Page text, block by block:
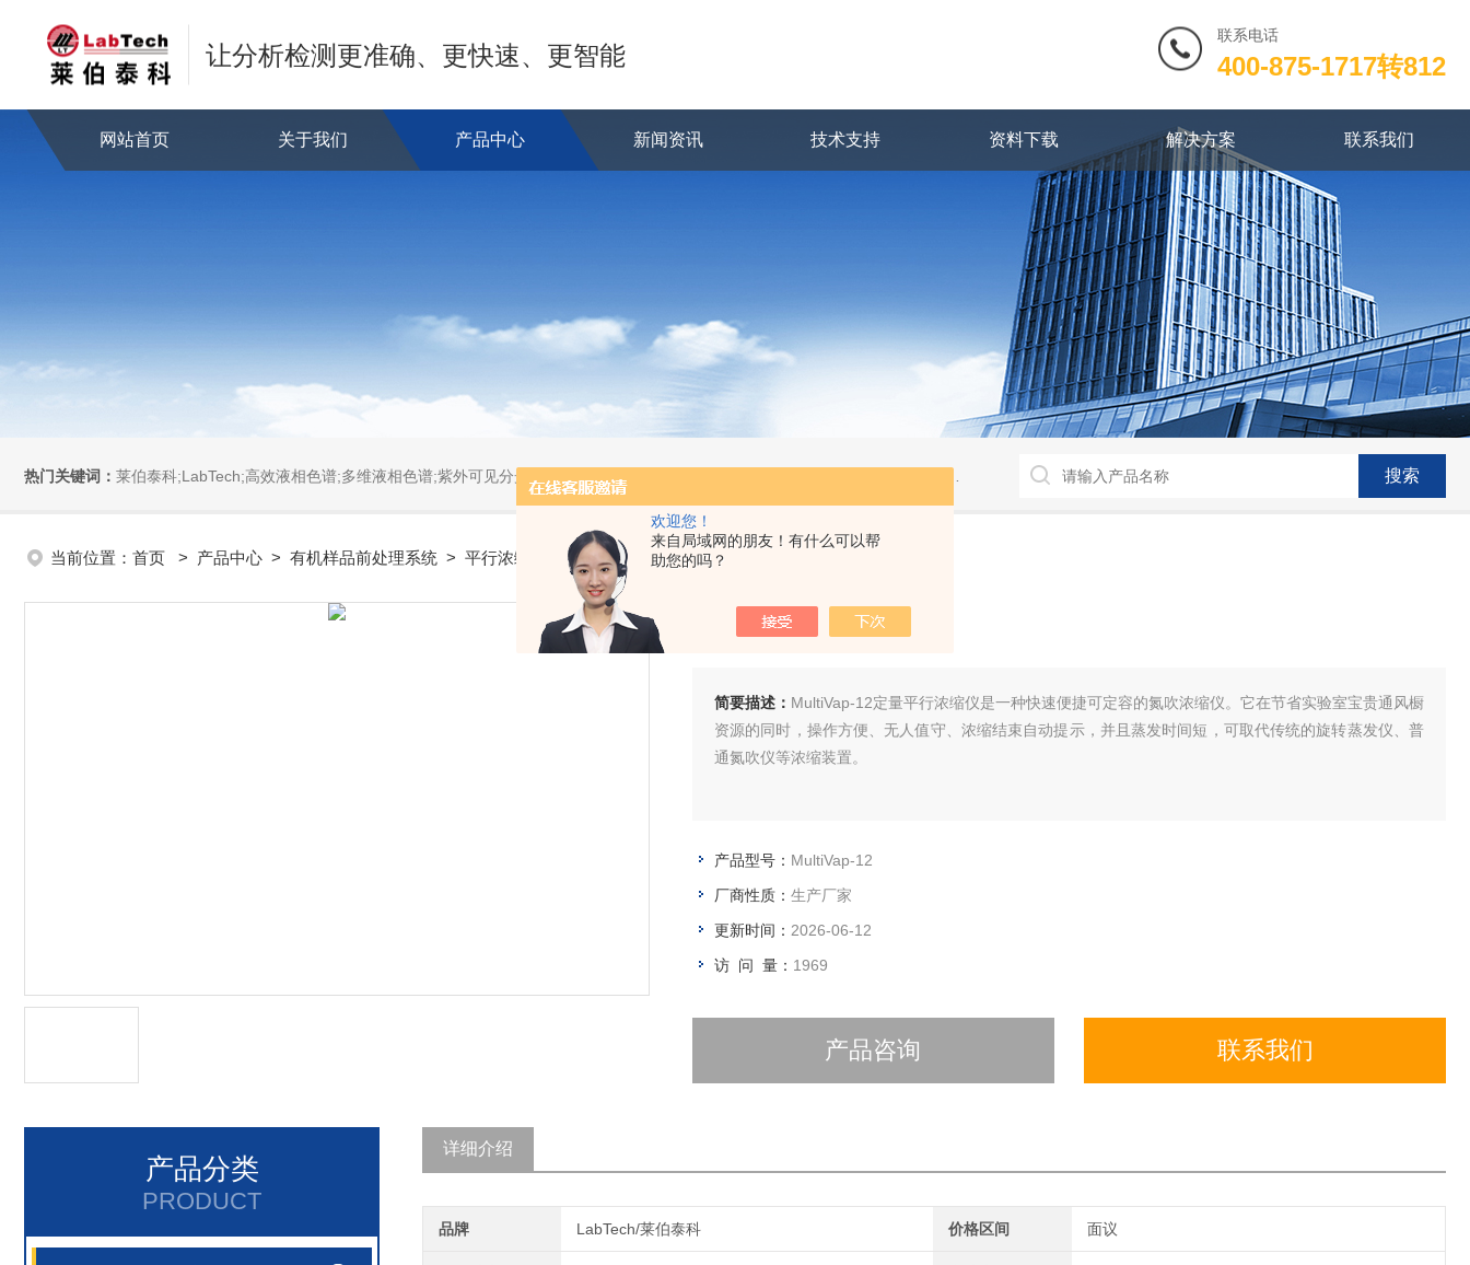
欢迎您！
来自局域网的朋友！有什么可以帮
助您的吗？
让分析检测更准确、更快速、更智能
联系电话
400-875-1717转812
网站首页 关于我们 产品中心 新闻资讯 技术支持 资料下载 解决方案 联系我们
热门关键词： 莱伯泰科;LabTech;高效液相色谱;多维液相色谱;紫外可见分光光度计;全自动直接测汞仪/汞分析仪;全自动水质分析仪;微波消解萃取系统;微波合成系统;微波灰化磺化系统;全自动固相萃取系统;Dryvap全自动溶剂蒸发系统;激光固体烧蚀进样系统;循环水冷却器;电热消解仪;微控数显电热板;光波加热仪;磁力搅拌器;分析仪器;实验室设备;样品前处理仪器;实验室信息管理系统（LIMS;超净实验室设计与工程;通风柜;化学安全柜;AAICPICP-MSUV-VISHPLC耗材和配件
当前位置： 首页 > 产品中心 > 有机样品前处理系统 > 平行浓缩 > MultiVap-12定量平行浓缩仪
定量平行浓缩仪
简要描述： MultiVap-12定量平行浓缩仪是一种快速便捷可定容的氮吹浓缩仪。它在节省实验室宝贵通风橱
资源的同时，操作方便、无人值守、浓缩结束自动提示，并且蒸发时间短，可取代传统的旋转蒸发仪、普
通氮吹仪等浓缩装置。​
产品型号： MultiVap-12
厂商性质： 生产厂家
更新时间： 2026-06-12
访 问 量： 1969
产品咨询 联系我们
产品分类
PRODUCT
详细介绍
品牌 LabTech/莱伯泰科 价格区间 面议